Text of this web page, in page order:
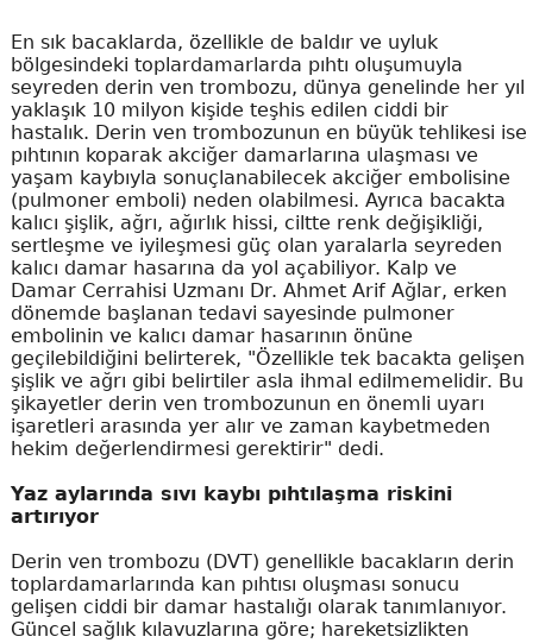
En sık bacaklarda, özellikle de baldır ve uyluk
bölgesindeki toplardamarlarda pıhtı oluşumuyla
seyreden derin ven trombozu, dünya genelinde her yıl
yaklaşık 10 milyon kişide teşhis edilen ciddi bir
hastalık. Derin ven trombozunun en büyük tehlikesi ise
pıhtının koparak akciğer damarlarına ulaşması ve
yaşam kaybıyla sonuçlanabilecek akciğer embolisine
(pulmoner emboli) neden olabilmesi. Ayrıca bacakta
kalıcı şişlik, ağrı, ağırlık hissi, ciltte renk değişikliği,
sertleşme ve iyileşmesi güç olan yaralarla seyreden
kalıcı damar hasarına da yol açabiliyor. Kalp ve
Damar Cerrahisi Uzmanı Dr. Ahmet Arif Ağlar, erken
dönemde başlanan tedavi sayesinde pulmoner
embolinin ve kalıcı damar hasarının önüne
geçilebildiğini belirterek, "Özellikle tek bacakta gelişen
şişlik ve ağrı gibi belirtiler asla ihmal edilmemelidir. Bu
şikayetler derin ven trombozunun en önemli uyarı
işaretleri arasında yer alır ve zaman kaybetmeden
hekim değerlendirmesi gerektirir" dedi.
Yaz aylarında sıvı kaybı pıhtılaşma riskini
artırıyor
Derin ven trombozu (DVT) genellikle bacakların derin
toplardamarlarında kan pıhtısı oluşması sonucu
gelişen ciddi bir damar hastalığı olarak tanımlanıyor.
Güncel sağlık kılavuzlarına göre; hareketsizlikten